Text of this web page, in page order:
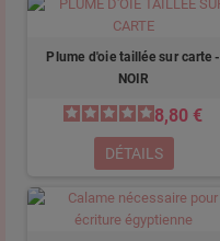
Plume d'oie taillée sur carte -
NOIR
8,80 €
DÉTAILS